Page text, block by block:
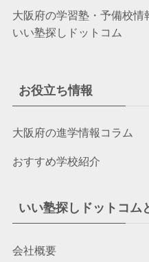
大阪府の学習塾・予備校情
いい塾探しドットコム
お役立ち情報
大阪府の進学情報コラム
おすすめ学校紹介
いい塾探しドットコム
会社概要